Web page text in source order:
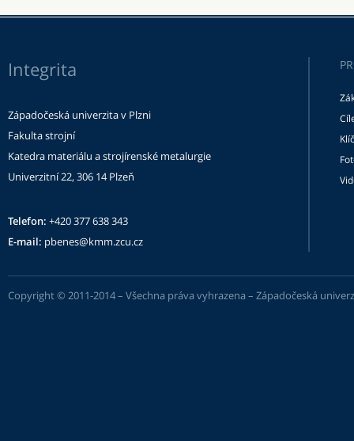
Integrita
Západočeská univerzita v Plzni
Fakulta strojní
Katedra materiálu a strojírenské metalurgie
Univerzitní 22, 306 14 Plzeň
Telefon: +420 377 638 343
E-mail: pbenes@kmm.zcu.cz
Copyright © 2011-2014 – Všechna práva vyhrazena – Západočeská